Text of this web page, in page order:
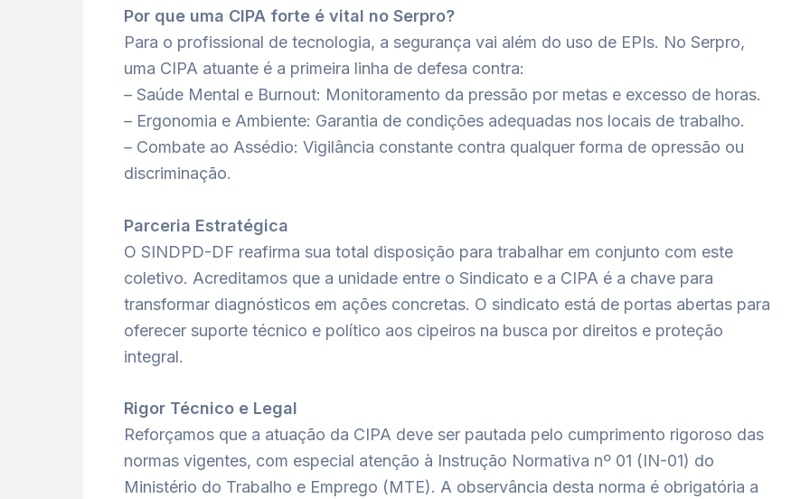
Por que uma CIPA forte é vital no Serpro?
Para o profissional de tecnologia, a segurança vai além do uso de EPIs. No Serpro,
uma CIPA atuante é a primeira linha de defesa contra:
– Saúde Mental e Burnout: Monitoramento da pressão por metas e excesso de horas.
– Ergonomia e Ambiente: Garantia de condições adequadas nos locais de trabalho.
– Combate ao Assédio: Vigilância constante contra qualquer forma de opressão ou
discriminação.
Parceria Estratégica
O SINDPD-DF reafirma sua total disposição para trabalhar em conjunto com este
coletivo. Acreditamos que a unidade entre o Sindicato e a CIPA é a chave para
transformar diagnósticos em ações concretas. O sindicato está de portas abertas para
oferecer suporte técnico e político aos cipeiros na busca por direitos e proteção
integral.
Rigor Técnico e Legal
Reforçamos que a atuação da CIPA deve ser pautada pelo cumprimento rigoroso das
normas vigentes, com especial atenção à Instrução Normativa nº 01 (IN-01) do
Ministério do Trabalho e Emprego (MTE). A observância desta norma é obrigatória a